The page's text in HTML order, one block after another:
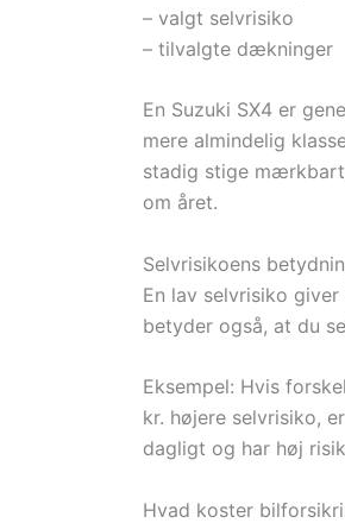
– valgt selvrisiko
– tilvalgte dækninger
En Suzuki SX4 er
mere almindelig
stadig stige
om året.
Selvrisikoens
En lav selvrisiko
betyder også, at du
Eksempel: Hvis
kr. højere selvrisiko,
dagligt og har høj
Hvad koster